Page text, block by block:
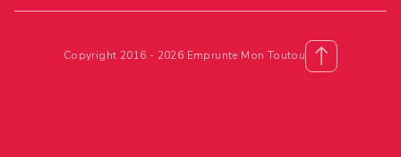
Copyright 2016 - 2026 Emprunte Mon Toutou